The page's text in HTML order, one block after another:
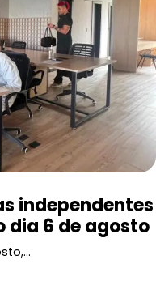
independentes
dia 6 de agosto